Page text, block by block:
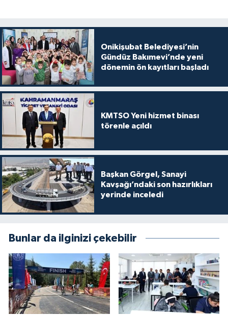
Onikişubat Belediyesi’nin
Gündüz Bakımevi’nde yeni
dönemin ön kayıtları başladı
KMTSO Yeni hizmet binası
törenle açıldı
Başkan Görgel, Sanayi
Kavşağı’ndaki son hazırlıkları
yerinde inceledi
Bunlar da ilginizi çekebilir